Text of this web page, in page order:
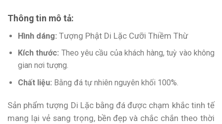
Thông tin mô tả:
Hình dáng:Tượng Phật Di Lặc Cưỡi Thiềm Thừ
Kích thước: Theo yêu cầu của khách hàng, tuỳ vào không
gian nơi tượng.
Chất liệu: Bằng đá tự nhiên nguyên khối 100%.
Sản phẩm tượng Di Lặc bằng đá được chạm khắc tinh tế
mang lại vẻ sang trọng, bền đẹp và chắc chắn theo thời